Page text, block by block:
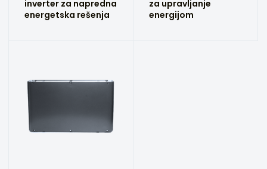
inverter za napredna
energetska rešenja
za upravljanje
energijom